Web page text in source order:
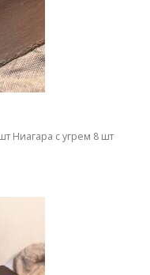
Ниагара с угрем 8 шт